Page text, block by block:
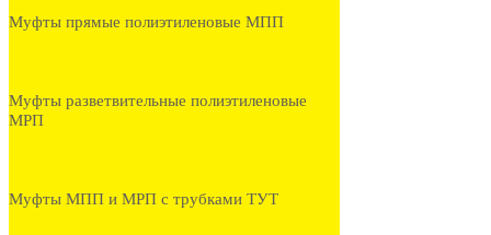
Муфты прямые полиэтиленовые МПП
Муфты разветвительные полиэтиленовые
МРП
Муфты МПП и МРП с трубками ТУТ